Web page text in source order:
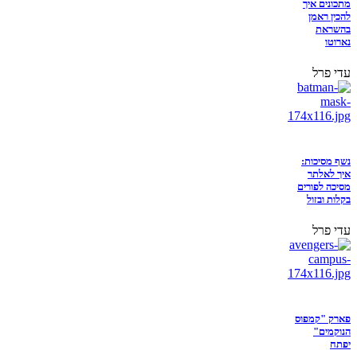
מתכונים איך
להכין ראמן
בהשראת
נארוטו
עדי פרל
נשף מסיכות:
איך לאלתר
מסיכה לפורים
בקלות ובזול
עדי פרל
פארק "קמפוס
הנוקמים"
יפתח